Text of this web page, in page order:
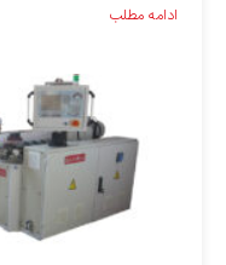
ادامه مطلب